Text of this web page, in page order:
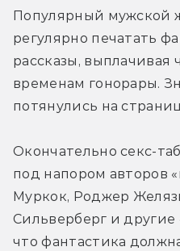
Популярный мужской
регулярно печатать
рассказы,
временам гонорары.
потянулись на
Окончательно секс-
под напором авторов
Муркок, Роджер
Сильверберг и другие
что фантастика